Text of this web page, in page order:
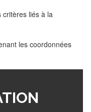
critères liés à la
les coordonnées